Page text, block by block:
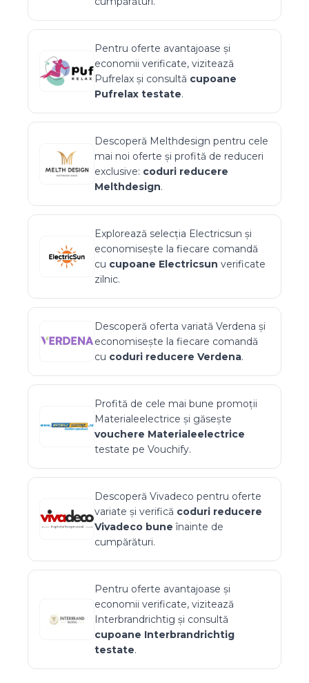
Pentru oferte avantajoase și
economii verificate, vizitează
Pufrelax și consultă cupoane
Pufrelax testate.
Descoperă Melthdesign pentru cele
mai noi oferte și profită de reduceri
exclusive: coduri reducere
Melthdesign.
Explorează selecția Electricsun și
economisește la fiecare comandă
cu cupoane Electricsun verificate
zilnic.
Descoperă oferta variată Verdena și
economisește la fiecare comandă
cu coduri reducere Verdena.
Profită de cele mai bune promoții
Materialeelectrice și găsește
vouchere Materialeelectrice
testate pe Vouchify.
Descoperă Vivadeco pentru oferte
variate și verifică coduri reducere
Vivadeco bune înainte de
cumpărături.
Pentru oferte avantajoase și
economii verificate, vizitează
Interbrandrichtig și consultă
cupoane Interbrandrichtig
testate.